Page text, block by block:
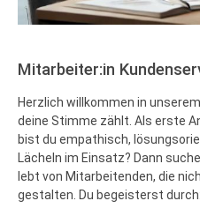
Mitarbeiter:in
Herzlich willkommen in
deine Stimme zählt. Als erste
bist du empathisch,
Lächeln im Einsatz? Dann
lebt von Mitarbeitenden, die
gestalten. Du begeisterst durch: